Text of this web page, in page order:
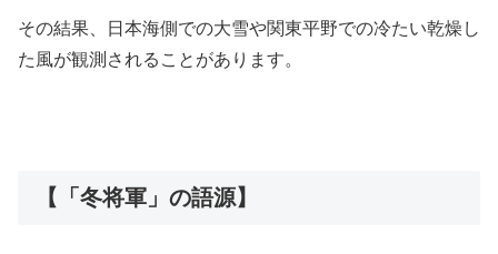
その結果、日本海側での大雪や関東平野での冷たい乾燥し
た風が観測されることがあります。
【「冬将軍」の語源】